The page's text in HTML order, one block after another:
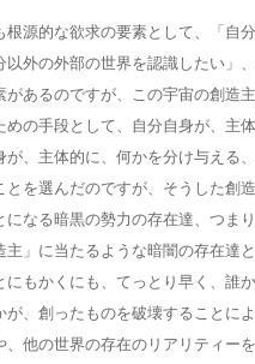
源的な欲求の要素として、「自
外の外部の世界を認識したい」
あるのですが、この宇宙の創造
の手段として、自分自身が、主体
、主体的に、何かを分け与える
を選んだのですが、そうした創造
なる暗黒の勢力の存在達、つま
」に当たるような暗闇の存在達
もかくにも、てっとり早く、誰
、創ったものを破壊することによ
他の世界の存在のリアリティー